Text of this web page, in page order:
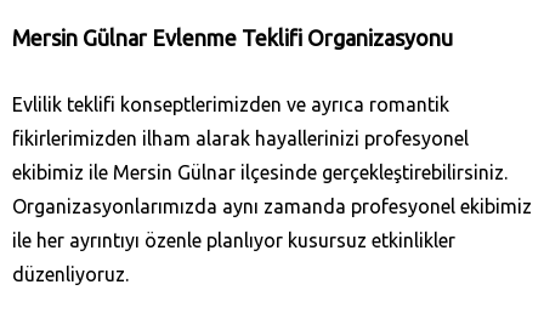
Mersin Gülnar Evlenme Teklifi Organizasyonu
Evlilik teklifi konseptlerimizden ve ayrıca romantik
fikirlerimizden ilham alarak hayallerinizi profesyonel
ekibimiz ile Mersin Gülnar ilçesinde gerçekleştirebilirsiniz.
Organizasyonlarımızda aynı zamanda profesyonel ekibimiz
ile her ayrıntıyı özenle planlıyor kusursuz etkinlikler
düzenliyoruz.